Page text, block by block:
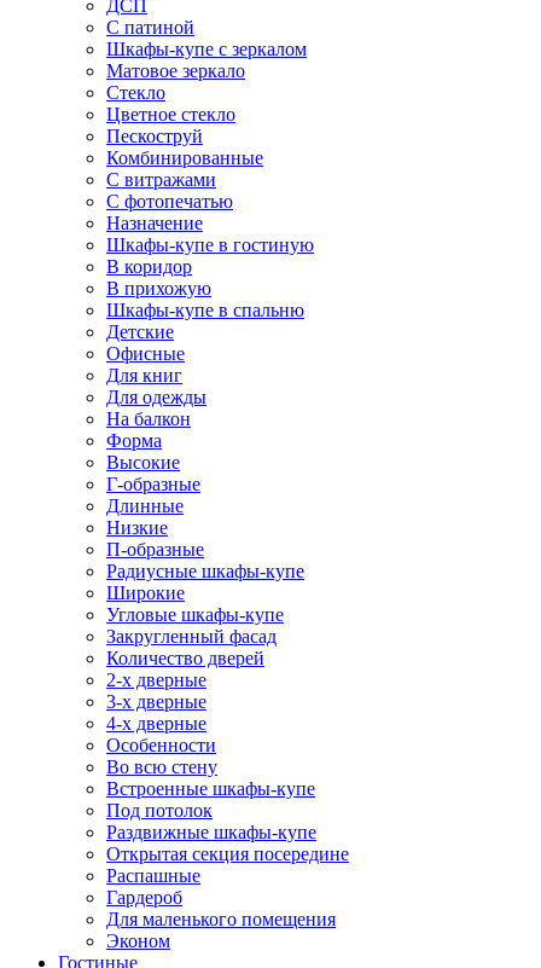
ДСП
С патиной
Шкафы-купе с зеркалом
Матовое зеркало
Стекло
Цветное стекло
Пескоструй
Комбинированные
С витражами
С фотопечатью
Назначение
Шкафы-купе в гостиную
В коридор
В прихожую
Шкафы-купе в спальню
Детские
Офисные
Для книг
Для одежды
На балкон
Форма
Высокие
Г-образные
Длинные
Низкие
П-образные
Радиусные шкафы-купе
Широкие
Угловые шкафы-купе
Закругленный фасад
Количество дверей
2-х дверные
3-х дверные
4-х дверные
Особенности
Во всю стену
Встроенные шкафы-купе
Под потолок
Раздвижные шкафы-купе
Открытая секция посередине
Распашные
Гардероб
Для маленького помещения
Эконом
Гостиные